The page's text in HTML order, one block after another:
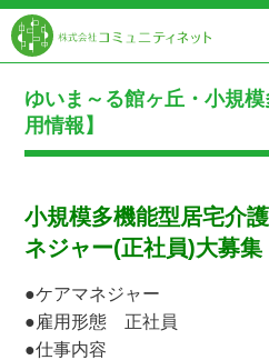
ゆいま～る館ヶ丘・小規
用情報】
小規模多機能型居宅介
ネジャー(正社員)大募集
●ケアマネジャー
●雇用形態 正社員
●仕事内容